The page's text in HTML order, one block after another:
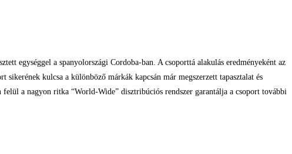
egységgel a spanyolországi Cordoba-ban. A csoporttá alakulás eredményeként az
sikerének kulcsa a különböző márkák kapcsán már megszerzett tapasztalat és
a nagyon ritka “World-Wide” disztribúciós rendszer garantálja a csoport további